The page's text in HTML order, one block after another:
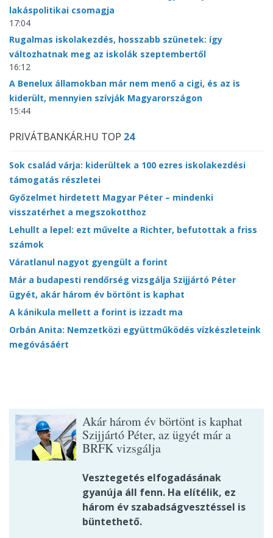
lakáspolitikai csomagja
17:04
Rugalmas iskolakezdés, hosszabb szünetek: így
változhatnak meg az iskolák szeptembertől
16:12
A Benelux államokban már nem menő a cigi, és az is
kiderült, mennyien szívják Magyarországon
15:44
PRIVÁTBANKÁR.HU TOP 24
Sok család várja: kiderültek a 100 ezres iskolakezdési
támogatás részletei
Győzelmet hirdetett Magyar Péter – mindenki
visszatérhet a megszokotthoz
Lehullt a lepel: ezt művelte a Richter, befutottak a friss
számok
Váratlanul nagyot gyengült a forint
Már a budapesti rendőrség vizsgálja Szijjártó Péter
ügyét, akár három év börtönt is kaphat
A kánikula mellett a forint is izzadt ma
Orbán Anita: Nemzetközi együttműködés vízkészleteink
megóvásáért
Akár három év börtönt is kaphat
Szijjártó Péter, az ügyét már a
BRFK vizsgálja
Vesztegetés elfogadásának
gyanúja áll fenn. Ha elítélik, ez
három év szabadságvesztéssel is
büntethető.